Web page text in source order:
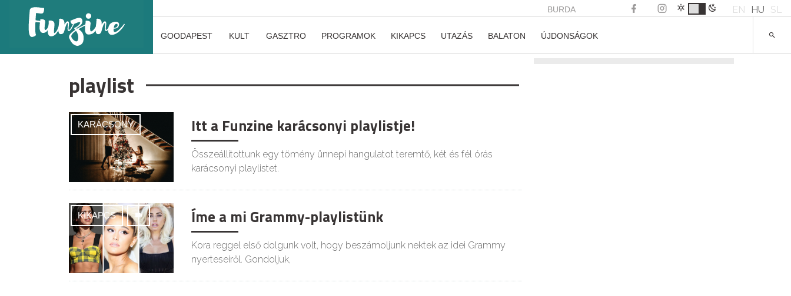
BURDA EN HU SL
GOODAPEST KULT GASZTRO PROGRAMOK KIKAPCS UTAZÁS BALATON ÚJDONSÁGOK
playlist
KARÁCSONY Itt a Funzine karácsonyi playlistje!
Összeállítottunk egy tömény ünnepi hangulatot teremtő, két és fél órás
karácsonyi playlistet.
KIKAPCS Íme a mi Grammy-playlistünk
Kora reggel első dolgunk volt, hogy beszámoljunk nektek az idei Grammy
nyerteseiről. Gondoljuk,